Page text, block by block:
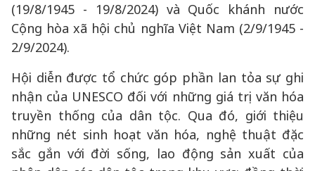
(19/8/1945 - 19/8/2024) và Quốc khánh nước
Cộng hòa xã hội chủ nghĩa Việt Nam (2/9/1945 -
2/9/2024).
Hội diễn được tổ chức góp phần lan tỏa sự ghi
nhận của UNESCO đối với những giá trị văn hóa
truyền thống của dân tộc. Qua đó, giới thiệu
những nét sinh hoạt văn hóa, nghệ thuật đặc
sắc gắn với đời sống, lao động sản xuất của